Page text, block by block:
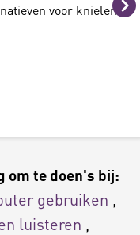
voor knielen.
om te doen's bij:
gebruiken
luisteren